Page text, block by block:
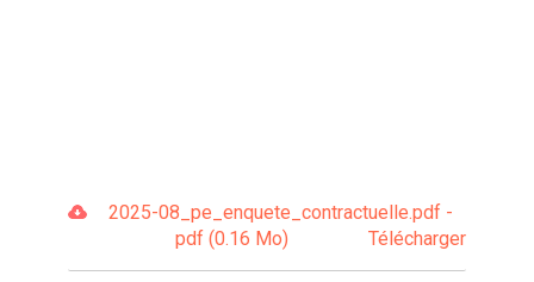
2025-08_pe_enquete_contractuelle.pdf -
pdf (0.16 Mo)
Télécharger